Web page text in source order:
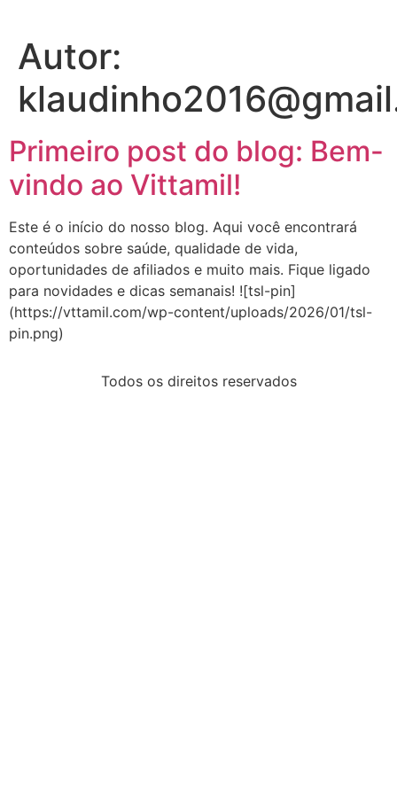
Autor:
Primeiro post do blog: Bem-
vindo ao Vittamil!
Este é o início do nosso blog. Aqui você encontrará
conteúdos sobre saúde, qualidade de vida,
oportunidades de afiliados e muito mais. Fique ligado
para novidades e dicas semanais! ![tsl-pin]
(https://vttamil.com/wp-content/uploads/2026/01/tsl-
pin.png)
Todos os direitos reservados